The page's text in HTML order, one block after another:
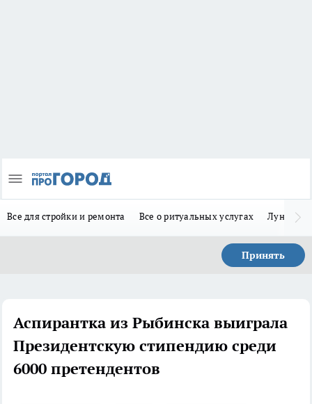
Все для стройки и ремонта Все о ритуальных услугах Лунно-
Принять
Аспирантка из Рыбинска выиграла
Президентскую стипендию среди
6000 претендентов